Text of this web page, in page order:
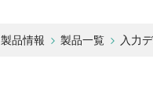
製品情報 製品一覧 入力